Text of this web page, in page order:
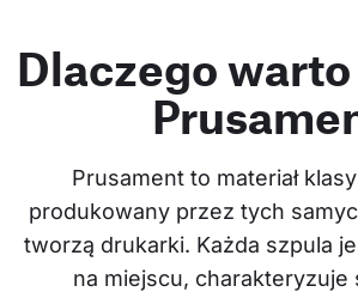
Dlaczego
Prusament to materiał
produkowany przez tych
tworzą drukarki. Każda szpula
na miejscu, charakteryzuje